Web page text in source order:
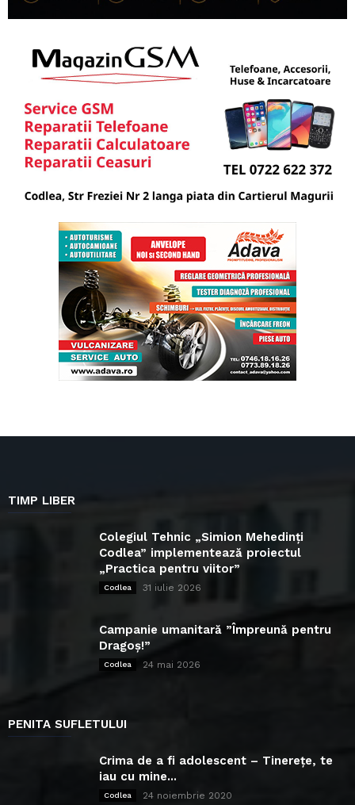
TIMP LIBER
Colegiul Tehnic „Simion Mehedinți
Codlea” implementează proiectul
„Practica pentru viitor”
Codlea 31 iulie 2026
Campanie umanitară ”Împreună pentru
Dragoș!”
Codlea 24 mai 2026
PENITA SUFLETULUI
Crima de a fi adolescent – Tinerețe, te
iau cu mine...
Codlea 24 noiembrie 2020